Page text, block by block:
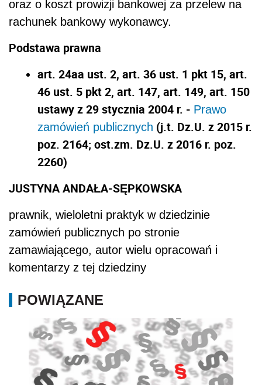
oraz o koszt prowizji bankowej za przelew na
rachunek bankowy wykonawcy.
Podstawa prawna
art. 24aa ust. 2, art. 36 ust. 1 pkt 15, art.
46 ust. 5 pkt 2, art. 147, art. 149, art. 150
ustawy z 29 stycznia 2004 r. - Prawo
zamówień publicznych (j.t. Dz.U. z 2015 r.
poz. 2164; ost.zm. Dz.U. z 2016 r. poz.
2260)
JUSTYNA ANDAŁA-SĘPKOWSKA
prawnik, wieloletni praktyk w dziedzinie
zamówień publicznych po stronie
zamawiającego, autor wielu opracowań i
komentarzy z tej dziedziny
POWIĄZANE